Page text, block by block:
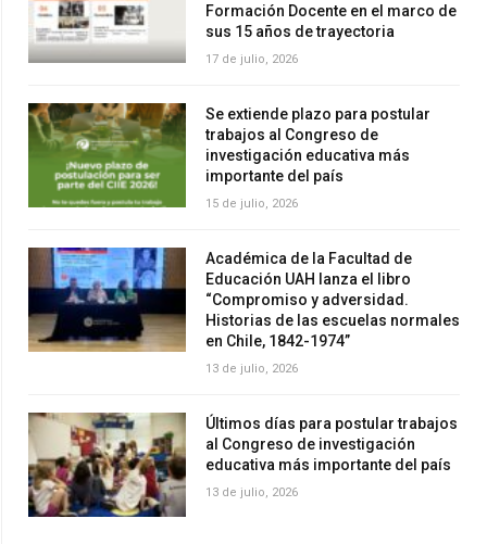
Formación Docente en el marco de
sus 15 años de trayectoria
17 de julio, 2026
Se extiende plazo para postular
trabajos al Congreso de
investigación educativa más
importante del país
15 de julio, 2026
Académica de la Facultad de
Educación UAH lanza el libro
“Compromiso y adversidad.
Historias de las escuelas normales
en Chile, 1842-1974”
13 de julio, 2026
Últimos días para postular trabajos
al Congreso de investigación
educativa más importante del país
13 de julio, 2026